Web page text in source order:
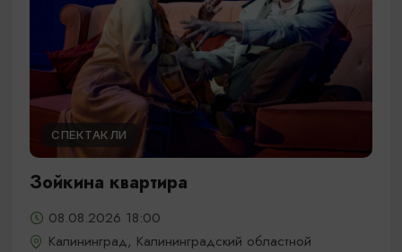
СПЕКТАКЛИ
Зойкина квартира
08.08.2026 18:00
Калининград, Калининградский областной